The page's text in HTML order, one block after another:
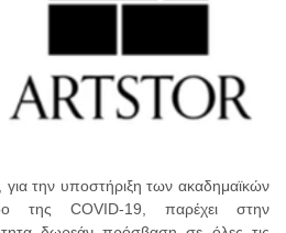
την υποστήριξη των ακαδημαϊκών
της COVID-19, παρέχει στην